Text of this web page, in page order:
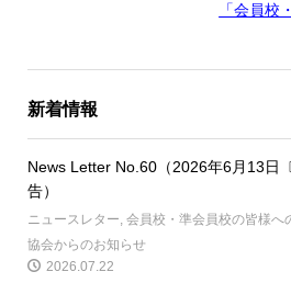
「会員校
新着情報
News Letter No.60（2026年6月13日
告）
ニュースレター 会員校・準会員校の皆様へ
協会からのお知らせ
2026.07.22